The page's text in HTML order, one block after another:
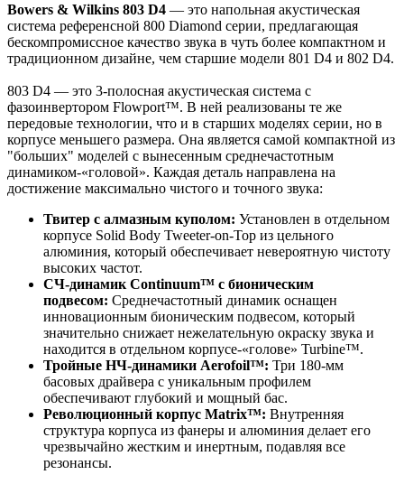
Bowers & Wilkins 803 D4 — это напольная акустическая
система референсной 800 Diamond серии, предлагающая
бескомпромиссное качество звука в чуть более компактном и
традиционном дизайне, чем старшие модели 801 D4 и 802 D4.
803 D4 — это 3-полосная акустическая система с
фазоинвертором Flowport™. В ней реализованы те же
передовые технологии, что и в старших моделях серии, но в
корпусе меньшего размера. Она является самой компактной из
"больших" моделей с вынесенным среднечастотным
динамиком-«головой». Каждая деталь направлена на
достижение максимально чистого и точного звука:
Твитер с алмазным куполом: Установлен в отдельном
корпусе Solid Body Tweeter-on-Top из цельного
алюминия, который обеспечивает невероятную чистоту
высоких частот.
СЧ-динамик Continuum™ с бионическим
подвесом: Среднечастотный динамик оснащен
инновационным бионическим подвесом, который
значительно снижает нежелательную окраску звука и
находится в отдельном корпусе-«голове» Turbine™.
Тройные НЧ-динамики Aerofoil™: Три 180-мм
басовых драйвера с уникальным профилем
обеспечивают глубокий и мощный бас.
Революционный корпус Matrix™: Внутренняя
структура корпуса из фанеры и алюминия делает его
чрезвычайно жестким и инертным, подавляя все
резонансы.